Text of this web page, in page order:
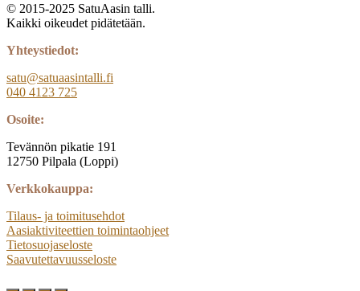
© 2015-2025 SatuAasin talli.
Kaikki oikeudet pidätetään.
Yhteystiedot:
satu@satuaasintalli.fi
040 4123 725
Osoite:
Tevännön pikatie 191
12750 Pilpala (Loppi)
Verkkokauppa:
Tilaus- ja toimitusehdot
Aasiaktiviteettien toimintaohjeet
Tietosuojaseloste
Saavutettavuusseloste